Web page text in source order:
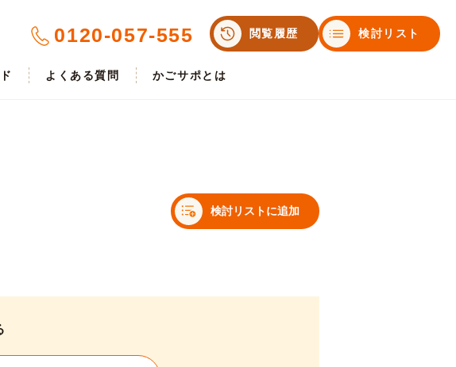
0120-057-555 閲覧履歴 検討リスト
よくある質問 かごサポとは
検討リストに追加